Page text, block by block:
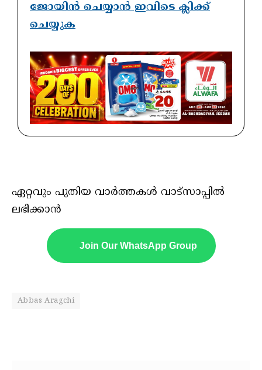
ജോയിൻ ചെയ്യാൻ ഇവിടെ ക്ലിക്ക്
ചെയ്യുക
ഏറ്റവും പുതിയ വാർത്തകൾ വാട്സാപ്പിൽ
ലഭിക്കാൻ
Join Our WhatsApp Group
Abbas Aragchi